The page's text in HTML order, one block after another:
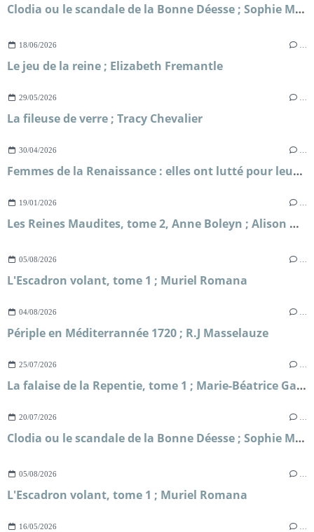
Clodia ou le scandale de la Bonne Déesse ; Sophie Malick-Prunier
18/06/2026
Le jeu de la reine ; Elizabeth Fremantle
29/05/2026
La fileuse de verre ; Tracy Chevalier
30/04/2026
Femmes de la Renaissance : elles ont lutté pour leur liberté ; Sylvie Le Clech
19/01/2026
Les Reines Maudites, tome 2, Anne Boleyn ; Alison Weir
05/08/2026
L'Escadron volant, tome 1 ; Muriel Romana
04/08/2026
Périple en Méditerrannée 1720 ; R.J Masselauze
25/07/2026
La falaise de la Repentie, tome 1 ; Marie-Béatrice Gauvin
20/07/2026
Clodia ou le scandale de la Bonne Déesse ; Sophie Malick-Prunier
05/08/2026
L'Escadron volant, tome 1 ; Muriel Romana
16/05/2026